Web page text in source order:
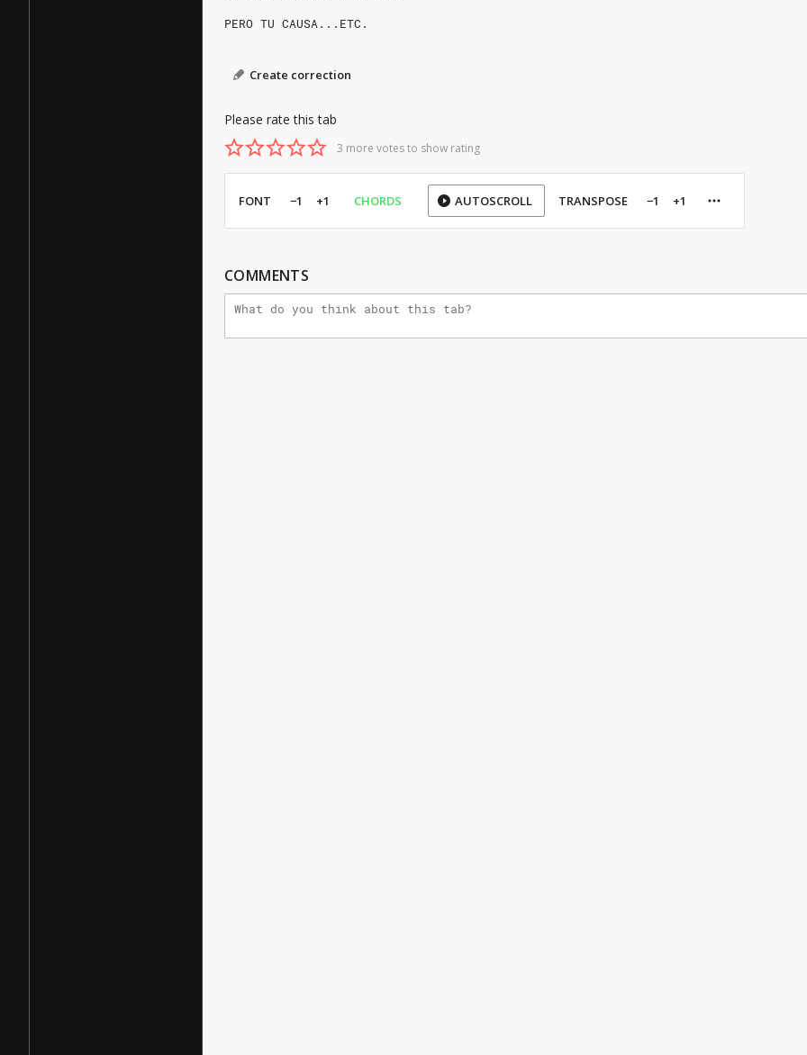
PERO TU CAUSA...ETC.
Create correction
Please rate this tab
3 more votes to show rating
FONT −1 +1 CHORDS AUTOSCROLL TRANSPOSE −1 +1
COMMENTS